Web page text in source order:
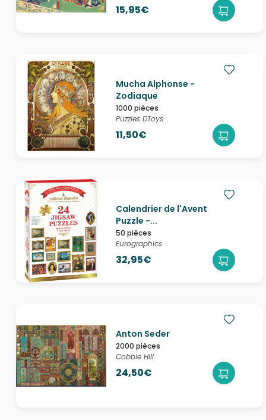
15,95€
Mucha Alphonse -
Zodiaque
1000 pièces
Puzzles DToys
11,50€
Calendrier de l'Avent
Puzzle -...
50 pièces
Eurographics
32,95€
Anton Seder
2000 pièces
Cobble Hill
24,50€